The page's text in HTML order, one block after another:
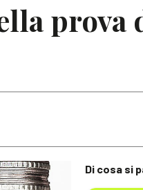
prova
Di cosa si